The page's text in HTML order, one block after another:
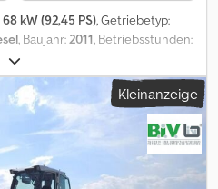
68 kW (92,45 PS), Getriebetyp:
, Baujahr:2011, Betriebsstunden:
Zubehör = Dkjdpfxjydcpzj
= Liebherr A 311
15.359 h Hammerleitung
Motor 4 Zylinder
Zentralschmieranlage 1x
= Antrieb: Rad
kg Motormarke: Deutz
Kleinanzeige